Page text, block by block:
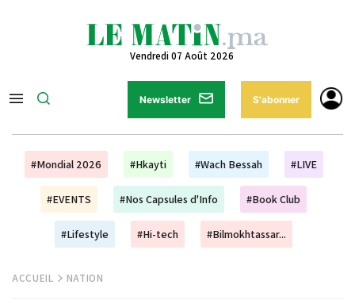
Vendredi 07 Août 2026
Newsletter S'abonner
#Mondial 2026 #Hkayti #Wach Bessah #LIVE
#EVENTS #Nos Capsules d'Info #Book Club
#Lifestyle #Hi-tech #Bilmokhtassar...
ACCUEIL NATION